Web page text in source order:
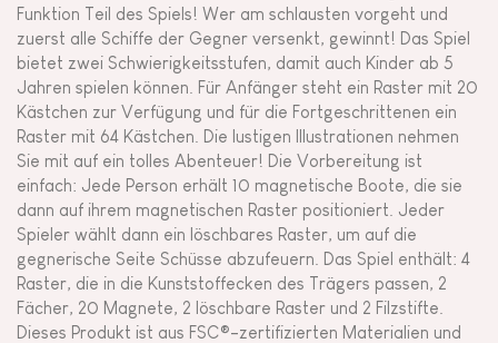
Funktion Teil des Spiels! Wer am schlausten vorgeht und
zuerst alle Schiffe der Gegner versenkt, gewinnt! Das Spiel
bietet zwei Schwierigkeitsstufen, damit auch Kinder ab 5
Jahren spielen können. Für Anfänger steht ein Raster mit 20
Kästchen zur Verfügung und für die Fortgeschrittenen ein
Raster mit 64 Kästchen. Die lustigen Illustrationen nehmen
Sie mit auf ein tolles Abenteuer! Die Vorbereitung ist
einfach: Jede Person erhält 10 magnetische Boote, die sie
dann auf ihrem magnetischen Raster positioniert. Jeder
Spieler wählt dann ein löschbares Raster, um auf die
gegnerische Seite Schüsse abzufeuern. Das Spiel enthält: 4
Raster, die in die Kunststoffecken des Trägers passen, 2
Fächer, 20 Magnete, 2 löschbare Raster und 2 Filzstifte.
Dieses Produkt ist aus FSC®-zertifizierten Materialien und